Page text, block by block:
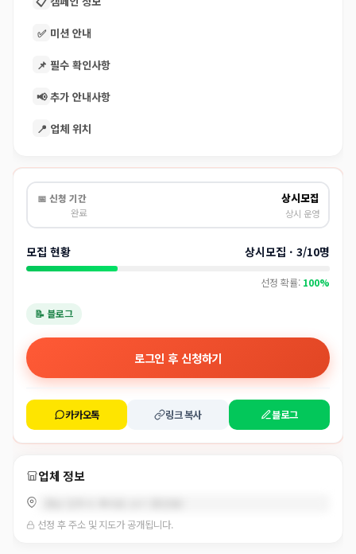
✅ 미션 안내
📌 필수 확인사항
📢 추가 안내사항
📍 업체 위치
📅 신청 기간
완료
상시모집
상시 운영
모집 현황 상시모집 · 3/10명
선정 확률: 100%
📝 블로그
로그인 후 신청하기
카카오톡 링크 복사 블로그
업체 정보
선정 후 주소 및 지도가 공개됩니다.